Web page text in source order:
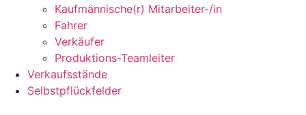
Kaufmännische(r) Mitarbeiter-/in
Fahrer
Verkäufer
Produktions-Teamleiter
Verkaufsstände
Selbstpflückfelder